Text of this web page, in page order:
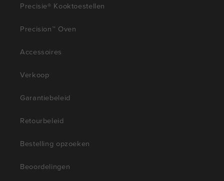
Precisie® Kooktoestellen
Precision™ Oven
Accessoires
Verkoop
Garantiebeleid
Retourbeleid
Bestelling opzoeken
Beoordelingen